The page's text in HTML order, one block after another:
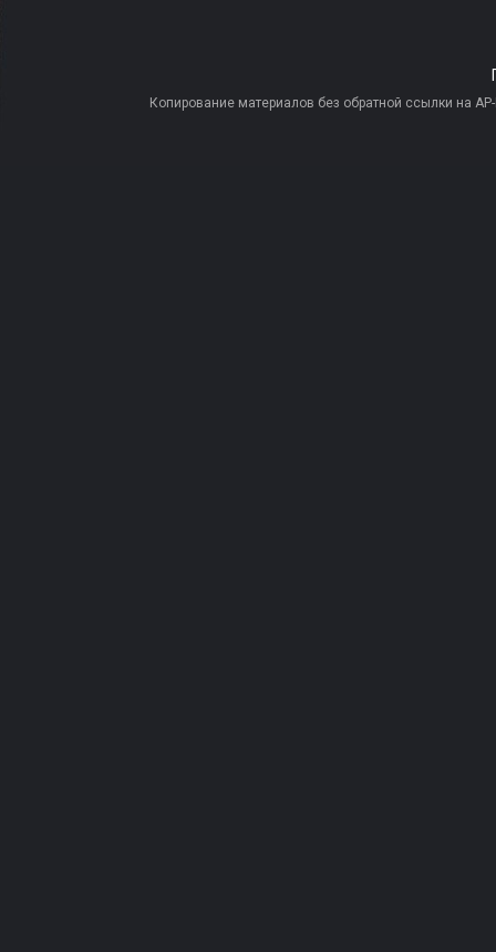
Копирование материалов без обратной ссылки на